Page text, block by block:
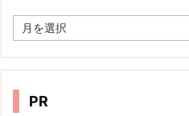
ー
イ
PR